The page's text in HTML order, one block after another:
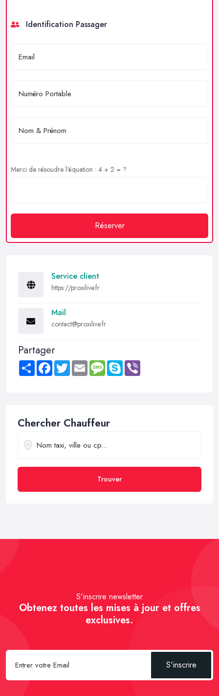
Identification Passager
Merci de résoudre l'équation : 4 + 2 = ?
Réserver
Service client
https://proxilive.fr
Mail
contact@proxilive.fr
Partager
Share FacebookTwitter Email MessageSkype
Chercher Chauffeur
Trouver
S'inscrire newsletter
Obtenez toutes les mises à jour et offres
exclusives.
S'inscrire